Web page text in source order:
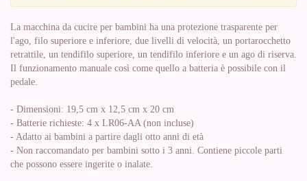
La macchina da cucire per bambini ha una protezione trasparente per
l'ago, filo superiore e inferiore, due livelli di velocità, un portarocchetto
retrattile, un tendifilo superiore, un tendifilo inferiore e un ago di riserva.
Il funzionamento manuale così come quello a batteria è possibile con il
pedale.
- Dimensioni: 19,5 cm x 12,5 cm x 20 cm
- Batterie richieste: 4 x LR06-AA (non incluse)
- Adatto ai bambini a partire dagli otto anni di età
- Non raccomandato per bambini sotto i 3 anni. Contiene piccole parti
che possono essere ingerite o inalate.